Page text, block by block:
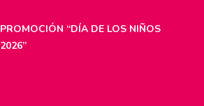
PROMOCIÓN “DÍA DE LOS NIÑOS
2026”